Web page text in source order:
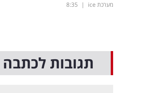
מערכת ice |
8:35
תגובות לכתבה